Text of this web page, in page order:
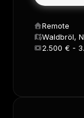
Remote
Waldbröl,
2.500 € -